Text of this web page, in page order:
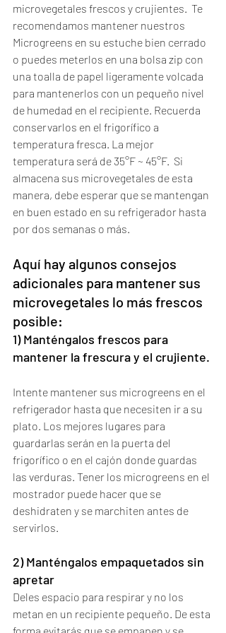
microvegetales frescos y crujientes.  Te
recomendamos mantener nuestros
Microgreens en su estuche bien cerrado
o puedes meterlos en una bolsa zip con
una toalla de papel ligeramente volcada
para mantenerlos con un pequeño nivel
de humedad en el recipiente. Recuerda
conservarlos en el frigorífico a
temperatura fresca. La mejor
temperatura será de 35°F ~ 45°F.  Si
almacena sus microvegetales de esta
manera, debe esperar que se mantengan
en buen estado en su refrigerador hasta
por dos semanas o más.
Aquí hay algunos consejos
adicionales para mantener sus
microvegetales lo más frescos
posible:
1) Manténgalos frescos para
mantener la frescura y el crujiente.
Intente mantener sus microgreens en el
refrigerador hasta que necesiten ir a su
plato. Los mejores lugares para
guardarlas serán en la puerta del
frigorífico o en el cajón donde guardas
las verduras. Tener los microgreens en el
mostrador puede hacer que se
deshidraten y se marchiten antes de
servirlos.
2) Manténgalos empaquetados sin
apretar
Deles espacio para respirar y no los
metan en un recipiente pequeño. De esta